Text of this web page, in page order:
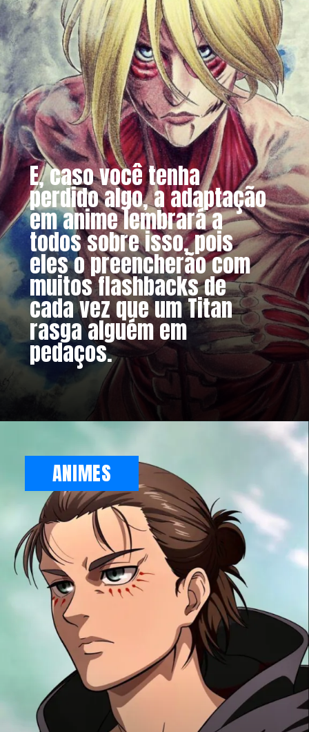
E, caso você tenha
perdido algo, a adaptação
em anime lembrará a
todos sobre isso, pois
eles o preencherão com
muitos flashbacks de
cada vez que um Titan
rasga alguém em
pedaços.
ANIMES